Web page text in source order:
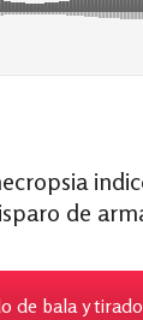
de
de bala y